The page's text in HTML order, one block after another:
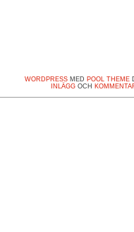
WORDPRESSMED POOL THEME
INLÄGGOCH